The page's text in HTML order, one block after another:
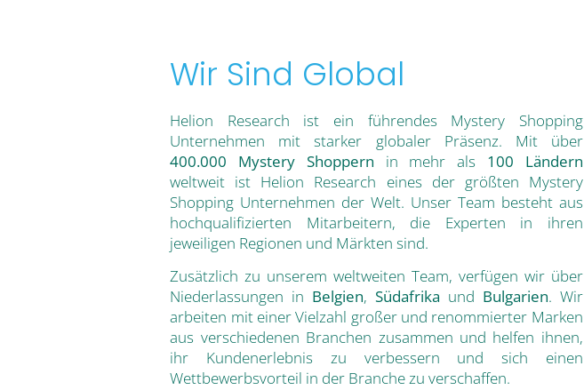
Wir Sind Global
Helion Research ist ein führendes Mystery Shopping
Unternehmen mit starker globaler Präsenz. Mit über
400.000 Mystery Shoppern in mehr als 100 Ländern
weltweit ist Helion Research eines der größten Mystery
Shopping Unternehmen der Welt. Unser Team besteht aus
hochqualifizierten Mitarbeitern, die Experten in ihren
jeweiligen Regionen und Märkten sind.
Zusätzlich zu unserem weltweiten Team, verfügen wir über
Niederlassungen in Belgien,Südafrika und Bulgarien. Wir
arbeiten mit einer Vielzahl großer und renommierter Marken
aus verschiedenen Branchen zusammen und helfen ihnen,
ihr Kundenerlebnis zu verbessern und sich einen
Wettbewerbsvorteil in der Branche zu verschaffen.